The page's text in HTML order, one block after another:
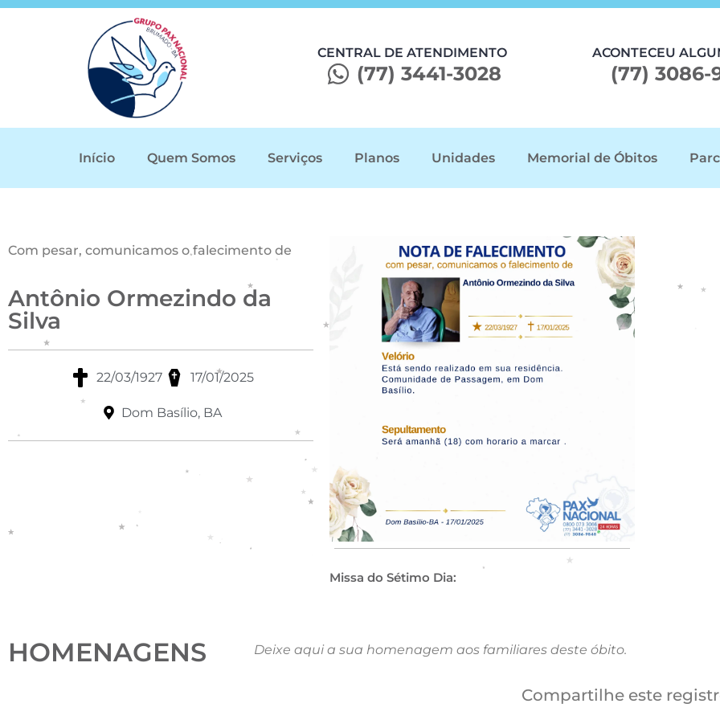
CENTRAL DE ATENDIMENTO
(77) 3441-3028
ACONTECEU
(77) 3086-
Início Quem Somos Serviços Planos Unidades Memorial de Óbitos
Com pesar, comunicamos o falecimento de
Antônio Ormezindo da
Silva
22/03/1927 17/01/2025
Dom Basílio, BA
Missa do Sétimo Dia:
HOMENAGENS Deixe aqui a sua homenagem aos familiares deste óbito.
Compartilhe este